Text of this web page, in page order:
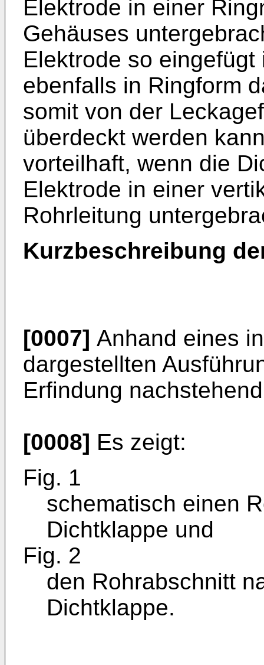
Elektrode in einer
Gehäuses
Elektrode so
ebenfalls in Ringform
somit von der
überdeckt werden
vorteilhaft, wenn die
Elektrode in einer
Rohrleitung
Kurzbeschreibung
[0007] Anhand eines
dargestellten
Erfindung
[0008] Es zeigt:
Fig. 1
schematisch einen
Dichtklappe und
Fig. 2
den Rohrabschnitt
Dichtklappe.